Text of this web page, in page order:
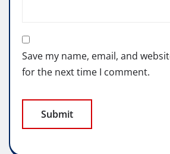
Save my name, email, and
for the next time I comment.